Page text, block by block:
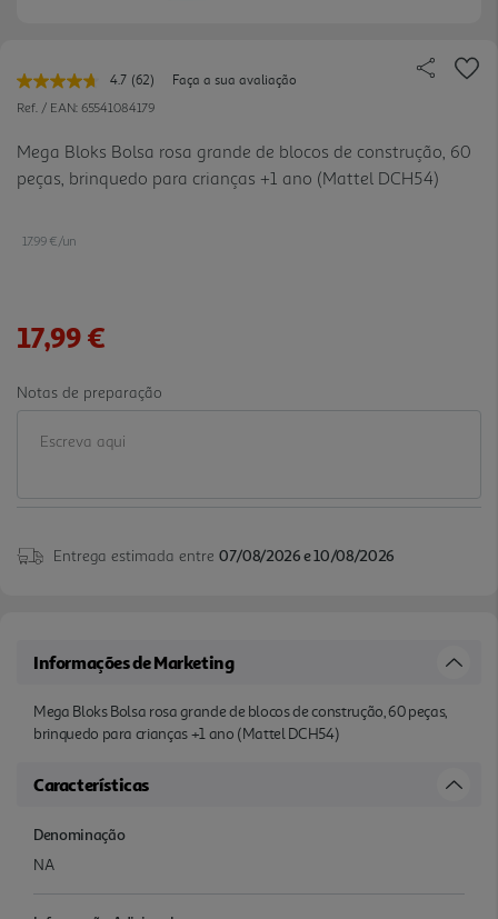
4.7 Leu
62
Link
para
a
mesma
(62)
Faça a sua avaliação
Ref. / EAN: 65541084179
Mega Bloks Bolsa rosa grande de blocos de construção, 60
peças, brinquedo para crianças +1 ano (Mattel DCH54)
17.99 €/un
17,99 €
Notas de preparação
Entrega estimada entre 07/08/2026 e 10/08/2026
Informações de Marketing
Mega Bloks Bolsa rosa grande de blocos de construção, 60 peças,
brinquedo para crianças +1 ano (Mattel DCH54)
Características
Denominação
NA